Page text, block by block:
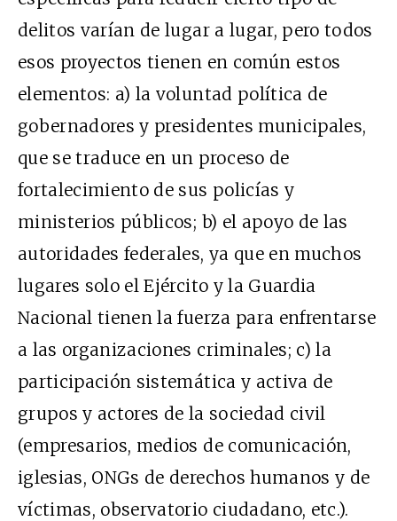
delitos varían de lugar a lugar, pero todos
esos proyectos tienen en común estos
elementos: a) la voluntad política de
gobernadores y presidentes municipales,
que se traduce en un proceso de
fortalecimiento de sus policías y
ministerios públicos; b) el apoyo de las
autoridades federales, ya que en muchos
lugares solo el Ejército y la Guardia
Nacional tienen la fuerza para enfrentarse
a las organizaciones criminales; c) la
participación sistemática y activa de
grupos y actores de la sociedad civil
(empresarios, medios de comunicación,
iglesias, ONGs de derechos humanos y de
víctimas, observatorio ciudadano, etc.).